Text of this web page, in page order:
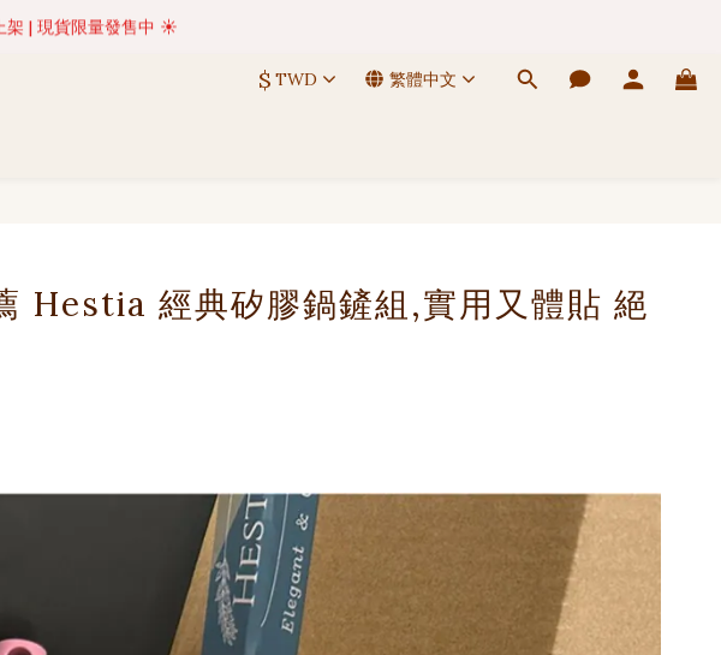
內(不含例假日)完成出貨 🚚
架 | 現貨限量發售中 ☀️
$ TWD 繁體中文
Hestia 經典矽膠鍋鏟組,實用又體貼 絕